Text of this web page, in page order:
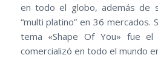
en todo el globo, además de
“multi platino” en 36 mercados.
tema «Shape Of You» fue
comercializó en todo el mundo